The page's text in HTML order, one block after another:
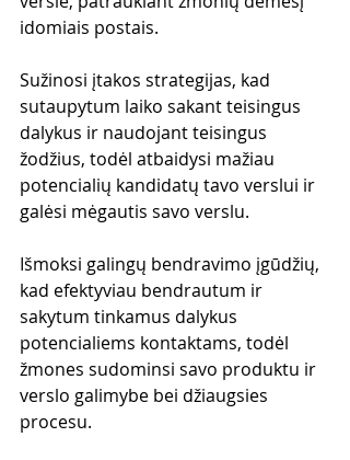
idomiais postais.
Sužinosi įtakos strategijas, kad
sutaupytum laiko sakant teisingus
dalykus ir naudojant teisingus
žodžius, todėl atbaidysi mažiau
potencialių kandidatų tavo verslui ir
galėsi mėgautis savo verslu.
Išmoksi galingų bendravimo įgūdžių,
kad efektyviau bendrautum ir
sakytum tinkamus dalykus
potencialiems kontaktams, todėl
žmones sudominsi savo produktu ir
verslo galimybe bei džiaugsies
procesu.